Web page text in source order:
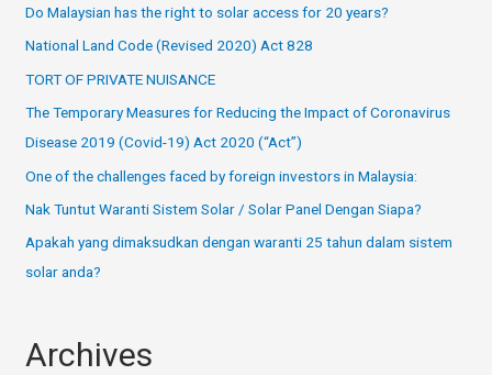
Do Malaysian has the right to solar access for 20 years?
National Land Code (Revised 2020) Act 828
TORT OF PRIVATE NUISANCE
The Temporary Measures for Reducing the Impact of Coronavirus
Disease 2019 (Covid-19) Act 2020 (“Act”)
One of the challenges faced by foreign investors in Malaysia:
Nak Tuntut Waranti Sistem Solar / Solar Panel Dengan Siapa?
Apakah yang dimaksudkan dengan waranti 25 tahun dalam sistem
solar anda?
Archives